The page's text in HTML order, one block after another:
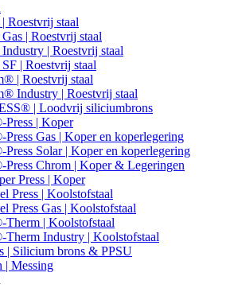
Roestvrij staal
| Roestvrij staal
| Roestvrij staal
| Roestvrij staal
| Roestvrij staal
Industry | Roestvrij staal
| Loodvrij siliciumbrons
| Koper
Gas | Koper en koperlegering
Solar | Koper en koperlegering
Chrom | Koper & Legeringen
Press | Koper
Press | Koolstofstaal
Press Gas | Koolstofstaal
| Koolstofstaal
Industry | Koolstofstaal
| Silicium brons & PPSU
| Messing